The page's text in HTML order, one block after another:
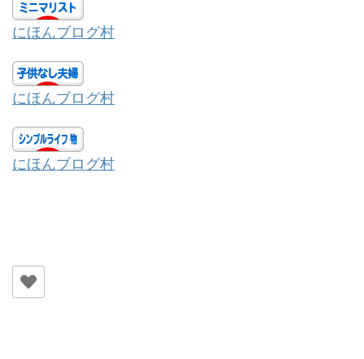
にほんブログ村
にほんブログ村
にほんブログ村